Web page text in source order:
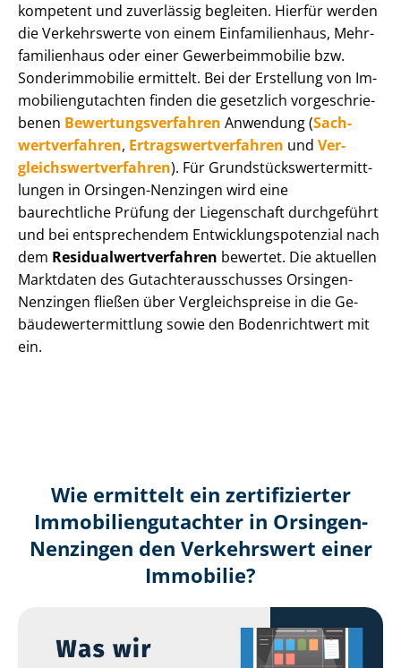
kompetent und zuverlässig begleiten. Hierfür werden
die Verkehrswerte von einem Einfamilienhaus, Mehr­
fa­mi­li­en­haus oder einer Ge­wer­be­im­mo­bi­lie bzw.
Sonderimmobilie ermittelt. Bei der Erstellung von Im­
mo­bi­li­en­gut­ach­ten finden die gesetzlich vor­ge­schrie­
be­nen Be­wer­tungs­ver­fah­ren Anwendung (Sach­
wert­ver­fah­ren, Er­trags­wert­ver­fah­ren und Ver­
gleichs­wert­ver­fah­ren). Für Grund­stücks­wert­ermitt­
lun­gen in Orsingen-Nenzingen wird eine
baurechtliche Prüfung der Liegenschaft durchgeführt
und bei entsprechendem Ent­wick­lungs­po­ten­zi­al nach
dem Re­si­du­al­wert­ver­fah­ren bewertet. Die aktuellen
Marktdaten des Gut­ach­ter­aus­schus­ses Orsingen-
Nenzingen fließen über Ver­gleichs­prei­se in die Ge­
bäu­de­wert­ermitt­lung sowie den Bodenrichtwert mit
ein.
Wie ermittelt ein zertifizierter
Immobilien­gutachter in Orsingen-
Nenzingen den Verkehrswert einer
Immobilie?